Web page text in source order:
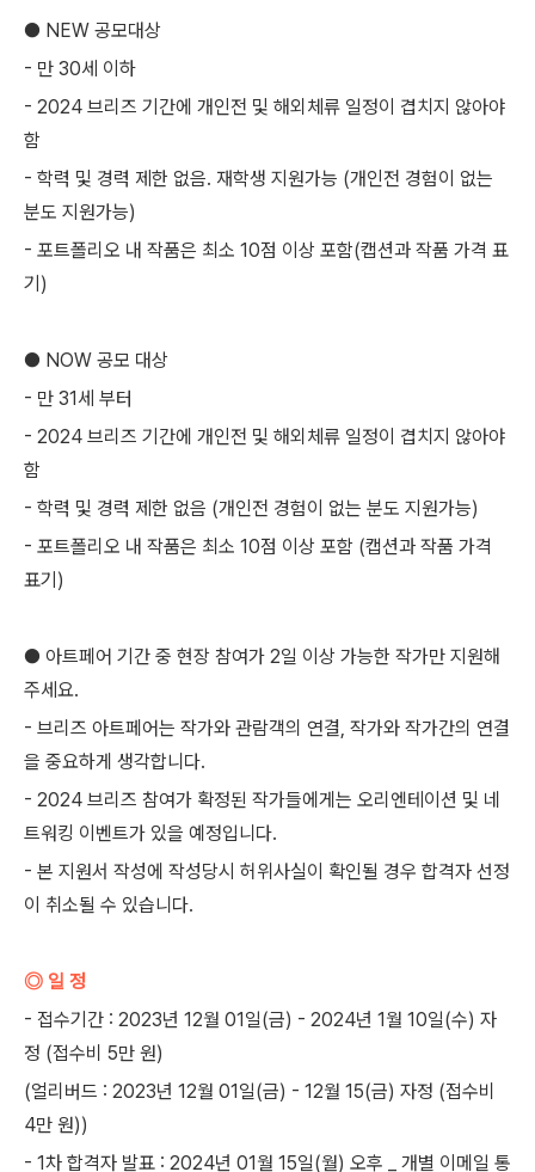
● NEW 공모대상
- 만 30세 이하
- 2024 브리즈 기간에 개인전 및 해외체류 일정이 겹치지 않아야
함
- 학력 및 경력 제한 없음. 재학생 지원가능 (개인전 경험이 없는
분도 지원가능)
- 포트폴리오 내 작품은 최소 10점 이상 포함(캡션과 작품 가격 표
기)
● NOW 공모 대상
- 만 31세 부터
- 2024 브리즈 기간에 개인전 및 해외체류 일정이 겹치지 않아야
함
- 학력 및 경력 제한 없음 (개인전 경험이 없는 분도 지원가능)
- 포트폴리오 내 작품은 최소 10점 이상 포함 (캡션과 작품 가격
표기)
● 아트페어 기간 중 현장 참여가 2일 이상 가능한 작가만 지원해
주세요.
- 브리즈 아트페어는 작가와 관람객의 연결, 작가와 작가간의 연결
을 중요하게 생각합니다.
- 2024 브리즈 참여가 확정된 작가들에게는 오리엔테이션 및 네
트워킹 이벤트가 있을 예정입니다.
- 본 지원서 작성에 작성당시 허위사실이 확인될 경우 합격자 선정
이 취소될 수 있습니다.
◎ 일 정
- 접수기간 : 2023년 12월 01일(금) - 2024년 1월 10일(수) 자
정 (접수비 5만 원)
(얼리버드 : 2023년 12월 01일(금) - 12월 15(금) 자정 (접수비
4만 원))
- 1차 합격자 발표 : 2024년 01월 15일(월) 오후 _ 개별 이메일 통